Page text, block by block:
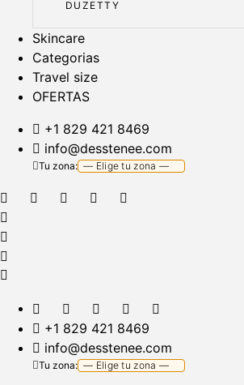
DUZETTY
Skincare
Categorias
Travel size
OFERTAS
+1 829 421 8469
info@desstenee.com
Tu zona:
+1 829 421 8469
info@desstenee.com
Tu zona: